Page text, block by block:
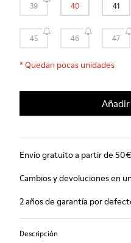
39 40 41
45 46 47
*Quedan pocas unidades
Envío gratuito a partir de 50€
Cambios y devoluciones en
2 años de garantía por
Descripción